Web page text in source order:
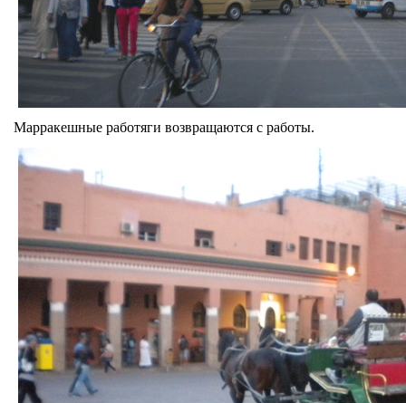
Марракешные работяги возвращаются с работы.